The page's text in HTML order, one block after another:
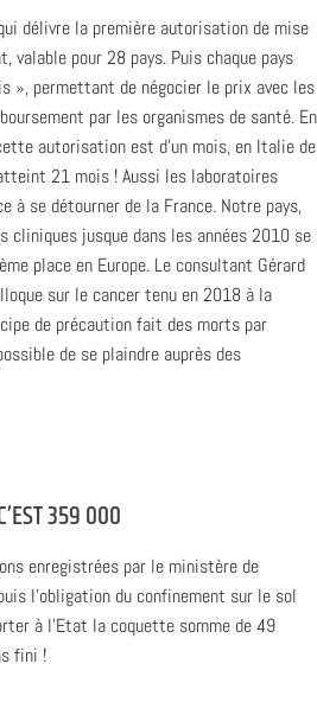
délivre la première autorisation de mise
valable pour 28 pays. Puis chaque pays
», permettant de négocier le prix avec les
par les organismes de santé. En
autorisation est d’un mois, en Italie de
21 mois ! Aussi les laboratoires
à se détourner de la France. Notre pays,
jusque dans les années 2010 se
place en Europe. Le consultant Gérard
sur le cancer tenu en 2018 à la
de précaution fait des morts par
de se plaindre auprès des
359 000
enregistrées par le ministère de
l’obligation du confinement sur le sol
à l’Etat la coquette somme de 49
fini !